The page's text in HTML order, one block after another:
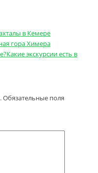
в Кемере
гора Химера
Какие экскурсии есть в
Обязательные поля